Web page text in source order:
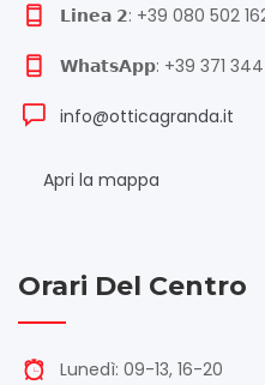
𝗟𝗶𝗻𝗲𝗮 𝟮: +39 080 502
𝗪𝗵𝗮𝘁𝘀𝗔𝗽𝗽: +39 371
info@otticagranda.it
Apri la mappa
Orari Del Centro
Lunedì: 09-13, 16-20